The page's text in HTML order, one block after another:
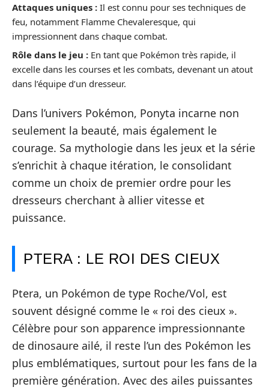
Attaques uniques : Il est connu pour ses techniques de
feu, notamment Flamme Chevaleresque, qui
impressionnent dans chaque combat.
Rôle dans le jeu : En tant que Pokémon très rapide, il
excelle dans les courses et les combats, devenant un atout
dans l’équipe d’un dresseur.
Dans l’univers Pokémon, Ponyta incarne non
seulement la beauté, mais également le
courage. Sa mythologie dans les jeux et la série
s’enrichit à chaque itération, le consolidant
comme un choix de premier ordre pour les
dresseurs cherchant à allier vitesse et
puissance.
PTERA : LE ROI DES CIEUX
Ptera, un Pokémon de type Roche/Vol, est
souvent désigné comme le « roi des cieux ».
Célèbre pour son apparence impressionnante
de dinosaure ailé, il reste l’un des Pokémon les
plus emblématiques, surtout pour les fans de la
première génération. Avec des ailes puissantes